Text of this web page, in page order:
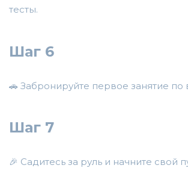
тесты.
Шаг 6
🚗 Забронируйте первое занятие
Шаг 7
🎉 Садитесь за руль и начните свой